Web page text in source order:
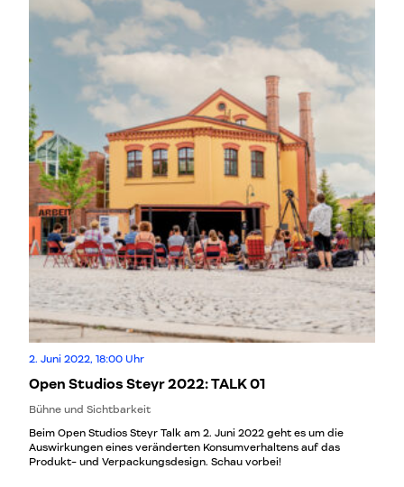
2. Juni 2022, 18:00 Uhr
Open Studios Steyr 2022: TALK 01
Bühne und Sichtbarkeit
Beim Open Studios Steyr Talk am 2. Juni 2022 geht es um die
Auswirkungen eines veränderten Konsumverhaltens auf das
Produkt- und Verpackungsdesign. Schau vorbei!